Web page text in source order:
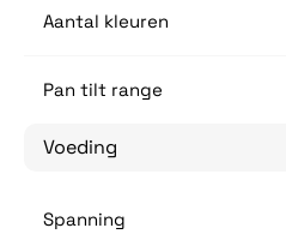
Aantal kleuren
Pan tilt range
Voeding
Spanning